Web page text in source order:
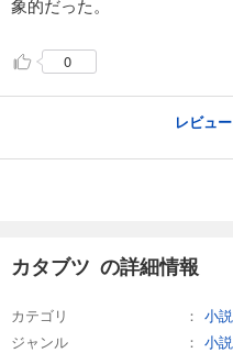
0
レビュ
カタブツ の詳細情報
カテゴリ
小
ジャンル
小説